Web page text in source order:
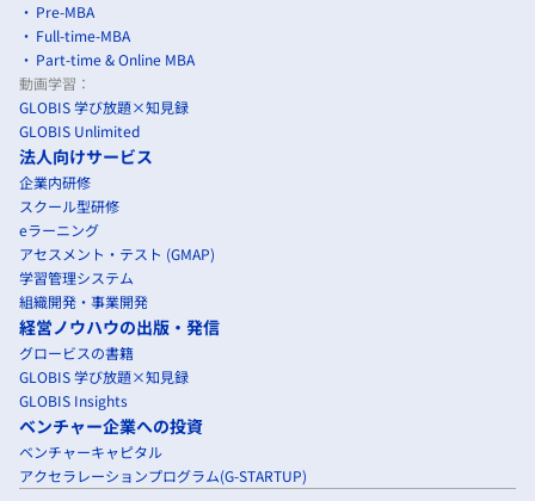
Pre-MBA
Full-time-MBA
Part-time & Online MBA
動画学習：
GLOBIS 学び放題×知見録
GLOBIS Unlimited
法人向けサービス
企業内研修
スクール型研修
eラーニング
アセスメント・テスト (GMAP)
学習管理システム
組織開発・事業開発
経営ノウハウの出版・発信
グロービスの書籍
GLOBIS 学び放題×知見録
GLOBIS Insights
ベンチャー企業への投資
ベンチャーキャピタル
アクセラレーションプログラム(G-STARTUP)